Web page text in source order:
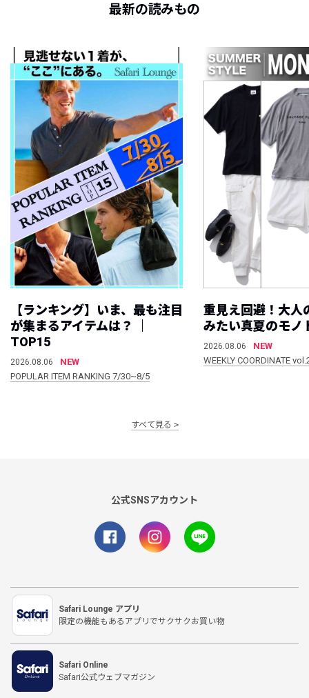
最新の読みもの
【ランキング】いま、最も注目
が集まるアイテムは？ ｜
TOP15
2026.08.06
NEW
POPULAR ITEM RANKING 7/30~8/5
重見え回避！大人
みたい真夏のモノ
2026.08.06
NEW
WEEKLY COORDINATE
すべて見る
公式SNSアカウント
Safari Lounge アプリ
限定の機能もあるアプリでサクサクお買い物
Safari Online
Safari公式ウェブマガジン